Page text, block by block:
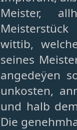
Meister,
wittib,
seines
angedeÿen
unkosten,
und halb
Die